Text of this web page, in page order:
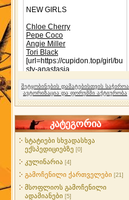
შეტყობინების დამატებისთვის საჭიროა
ავტორიზაცია და ფორუმში აქტიურობა
კატეგორია
სტატიები სხვადასხვა
ექსპედიციებზე [0]
კულინარია [4]
გამოჩენილი ქართველები [21]
მსოფლიოს გამოჩენილი
ადამიანები [5]